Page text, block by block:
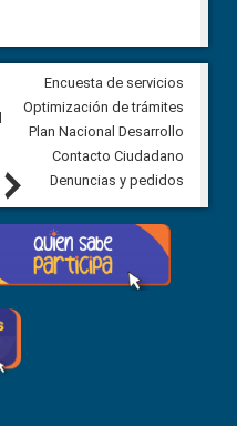
Veeduría Ciudadana para
construcción del asfaltado de
Ballenita del cantón Santa
7 agosto, 2026
Next
Encuesta de servicios
Optimización de trámites
Plan Nacional Desarrollo
Contacto Ciudadano
Denuncias y pedidos